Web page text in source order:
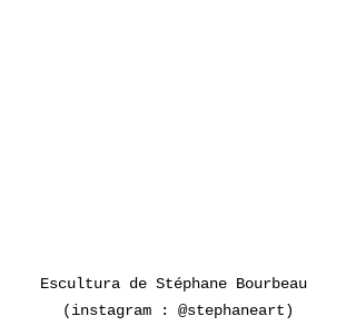
Escultura de Stéphane Bourbeau
(instagram : @stephaneart)